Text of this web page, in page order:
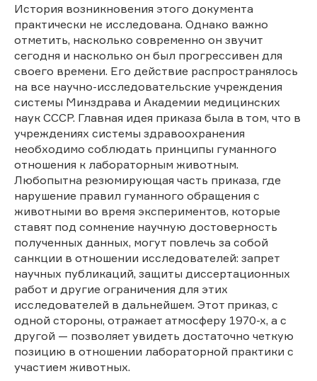
История возникновения этого документа
практически не исследована. Однако важно
отметить, насколько современно он звучит
сегодня и насколько он был прогрессивен для
своего времени. Его действие распространялось
на все научно-исследовательские учреждения
системы Минздрава и Академии медицинских
наук СССР. Главная идея приказа была в том, что в
учреждениях системы здравоохранения
необходимо соблюдать принципы гуманного
отношения к лабораторным животным.
Любопытна резюмирующая часть приказа, где
нарушение правил гуманного обращения с
животными во время экспериментов, которые
ставят под сомнение научную достоверность
полученных данных, могут повлечь за собой
санкции в отношении исследователей: запрет
научных публикаций, защиты диссертационных
работ и другие ограничения для этих
исследователей в дальнейшем. Этот приказ, с
одной стороны, отражает атмосферу 1970-х, а с
другой — позволяет увидеть достаточно четкую
позицию в отношении лабораторной практики с
участием животных.